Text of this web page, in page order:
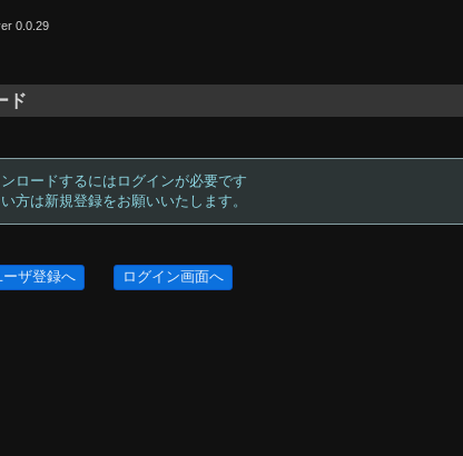
0.0.29
ド
ロードするにはログインが必要です
方は新規登録をお願いいたします。
ザ登録へ ログイン画面へ